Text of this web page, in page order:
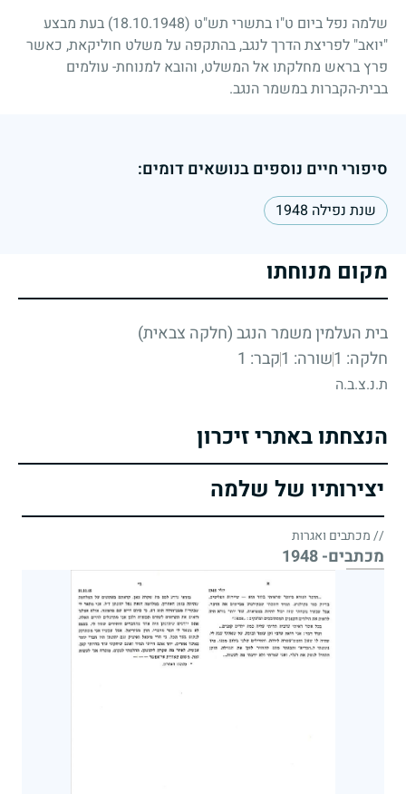
שלמה נפל ביום ט"ו בתשרי תש"ט (18.10.1948)
בעת מבצע
"יואב" לפריצת הדרך לנגב, בהתקפה על משלט חוליקאת, כאשר
פרץ בראש מחלקתו אל המשלט, והובא למנוחת- עולמים
בבית-הקברות במשמר הנגב.
סיפורי חיים נוספים בנושאים דומים:
שנת נפילה 1948
מקום מנוחתו
בית העלמין משמר הנגב (חלקה צבאית)
חלקה: 1
שורה: 1 קבר: 1
ת.נ.צ.ב.ה
הנצחתו באתרי זיכרון
יצירותיו של שלמה
// מכתבים ואגרות
מכתבים- 1948